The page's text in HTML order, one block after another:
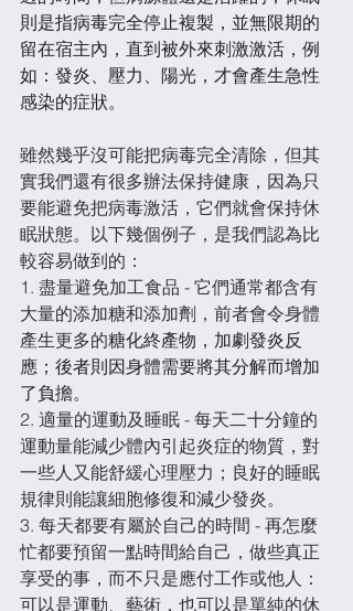
則是指病毒完全停止複製，並無限期的
留在宿主內，直到被外來刺激激活，例
如：發炎、壓力、陽光，才會產生急性
感染的症狀。
雖然幾乎沒可能把病毒完全清除，但其
實我們還有很多辦法保持健康，因為只
要能避免把病毒激活，它們就會保持休
眠狀態。以下幾個例子，是我們認為比
較容易做到的：
1. 盡量避免加工食品 - 它們通常都含有
大量的添加糖和添加劑，前者會令身體
產生更多的糖化終產物，加劇發炎反
應；後者則因身體需要將其分解而增加
了負擔。
2. 適量的運動及睡眠 - 每天二十分鐘的
運動量能減少體內引起炎症的物質，對
一些人又能舒緩心理壓力；良好的睡眠
規律則能讓細胞修復和減少發炎。
3. 每天都要有屬於自己的時間 - 再怎麼
忙都要預留一點時間給自己，做些真正
享受的事，而不只是應付工作或他人：
可以是運動、藝術，也可以是單純的休